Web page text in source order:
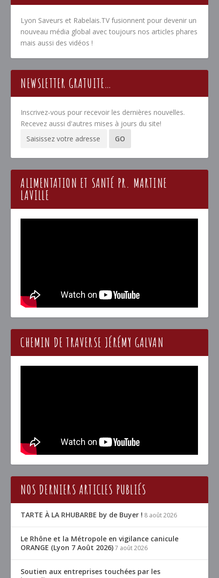
Lyon Saveurs et Rabelais.TV fusionnent pour devenir un
nouveau média global avec toujours nos articles phares
mais aussi des vidéos !
NEWSLETTER GRATUITE…
Inscrivez-vous pour recevoir les dernières nouvelles.
Recevez aussi d'autres mises à jours du site!
ALIMENTATION ET SANTÉ PR. MARTINE
LAVILLE
CHEMIN DE TRAVERSE JÉRÉMY GALVAN
NOS DERNIERS ARTICLES PUBLIÉS
TARTE À LA RHUBARBE by de Buyer ! 8 août 2026
Le Rhône et la Métropole en vigilance canicule
ORANGE (Lyon 7 Août 2026) 7 août 2026
Soutien aux entreprises touchées par les